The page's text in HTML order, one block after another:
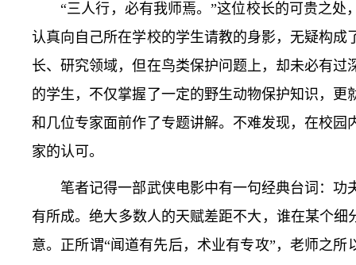
“三人行，必有我师焉。”这位校长的可贵之处
认真向自己所在学校的学生请教的身影，无疑构
长、研究领域，但在鸟类保护问题上，却未必有
的学生，不仅掌握了一定的野生动物保护知识，
和几位专家面前作了专题讲解。不难发现，在校
家的认可。
笔者记得一部武侠电影中有一句经典台词：功
有所成。绝大多数人的天赋差距不大，谁在某个
意。正所谓“闻道有先后，术业有专攻”，老师之